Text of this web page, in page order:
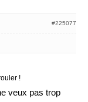
#225077
!
veux pas trop